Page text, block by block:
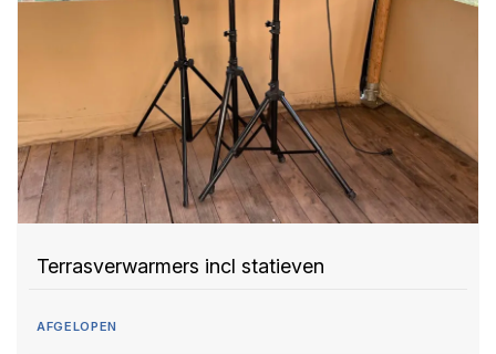
Terrasverwarmers incl statieven
AFGELOPEN